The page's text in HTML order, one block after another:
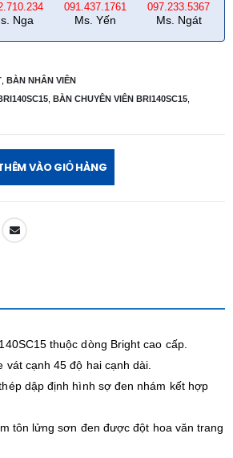
Nga
091.437.1761
Ms. Yến
097.233.5367
Ms. Ngát
BÀN NHÂN VIÊN
BÀN CHUYÊN VIÊN BRI140SC15
VÀO GIỎ HÀNG
thuộc dòng Bright cao cấp.
vát cạnh 45 độ hai cạnh dài.
dập định hình sợ đen nhám kết hợp
tôn lửng sơn đen được đột hoa văn trang